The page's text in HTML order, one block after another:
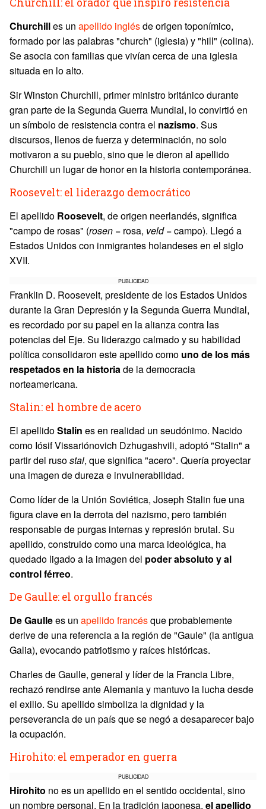
Churchilles un apellido inglésde origen toponímico,
formado por las palabras "church" (iglesia) y "hill" (colina).
Se asocia con familias que vivían cerca de una iglesia
situada en lo alto.
Sir Winston Churchill, primer ministro británico durante
gran parte de la Segunda Guerra Mundial, lo convirtió en
un símbolo de resistencia contra el nazismo. Sus
discursos, llenos de fuerza y determinación, no solo
motivaron a su pueblo, sino que le dieron al apellido
Churchill un lugar de honor en la historia contemporánea.
Roosevelt: el liderazgo democrático
El apellido Roosevelt, de origen neerlandés, significa
"campo de rosas" (rosen = rosa, veld= campo). Llegó a
Estados Unidos con inmigrantes holandeses en el siglo
XVII.
PUBLICIDAD
Franklin D. Roosevelt, presidente de los Estados Unidos
durante la Gran Depresión y la Segunda Guerra Mundial,
es recordado por su papel en la alianza contra las
potencias del Eje. Su liderazgo calmado y su habilidad
política consolidaron este apellido como uno de los más
respetados en la historiade la democracia
norteamericana.
Stalin: el hombre de acero
El apellidoStalin es en realidad un seudónimo. Nacido
como Iósif Vissariónovich Dzhugashvili, adoptó "Stalin" a
partir del rusostal, que significa "acero". Quería proyectar
una imagen de dureza e invulnerabilidad.
Como líder de la Unión Soviética, Joseph Stalin fue una
figura clave en la derrota del nazismo, pero también
responsable de purgas internas y represión brutal. Su
apellido, construido como una marca ideológica, ha
quedado ligado a la imagen del poder absoluto y al
control férreo.
De Gaulle: el orgullo francés
De Gaullees un apellido francésque probablemente
derive de una referencia a la región de "Gaule" (la antigua
Galia), evocando patriotismo y raíces históricas.
Charles de Gaulle, general y líder de la Francia Libre,
rechazó rendirse ante Alemania y mantuvo la lucha desde
el exilio. Su apellido simboliza la dignidad y la
perseverancia de un país que se negó a desaparecer bajo
la ocupación.
Hirohito: el emperador en guerra
PUBLICIDAD
Hirohito no es un apellido en el sentido occidental, sino
un nombre personal. En la tradición japonesa, el apellido